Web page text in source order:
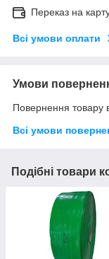
Переказ на
Всі умови оплати
Умови
Повернення товару
Всі умови
Подібні товари